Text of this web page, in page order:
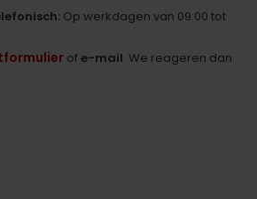
Op werkdagen van 09:00 tot
ofe-mail. We reageren dan